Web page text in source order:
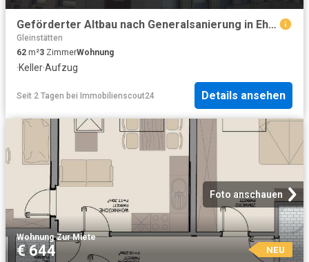
Geförderter Altbau nach Generalsanierung in Ehrenhausen TOP 7
Gleinstätten
62 m²3 ZimmerWohnung
·Keller·Aufzug
Seit 2 Tagen bei Immobilienscout24 Details ansehen
Foto anschauen
Wohnung·Zur Miete
€ 644 NEU